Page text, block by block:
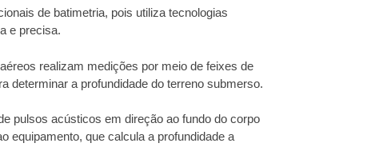
de batimetria, pois utiliza tecnologias
e precisa.
realizam medições por meio de feixes de
determinar a profundidade do terreno submerso.
pulsos acústicos em direção ao fundo do corpo
equipamento, que calcula a profundidade a